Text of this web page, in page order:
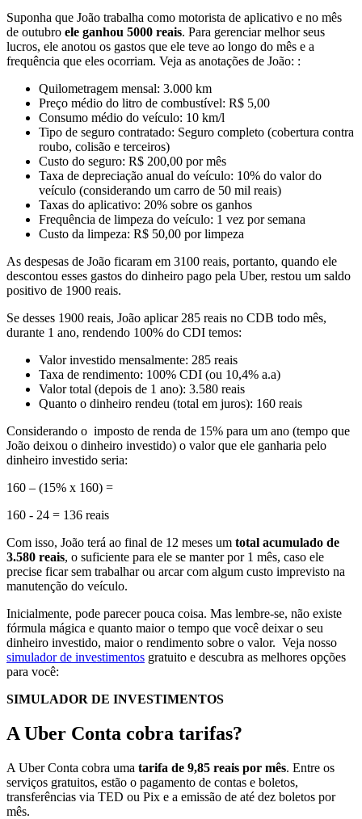
Suponha que João trabalha como motorista de aplicativo e no mês
de outubro ele ganhou 5000 reais. Para gerenciar melhor seus
lucros, ele anotou os gastos que ele teve ao longo do mês e a
frequência que eles ocorriam. Veja as anotações de João: :
Quilometragem mensal: 3.000 km
Preço médio do litro de combustível: R$ 5,00
Consumo médio do veículo: 10 km/l
Tipo de seguro contratado: Seguro completo (cobertura contra
roubo, colisão e terceiros)
Custo do seguro: R$ 200,00 por mês
Taxa de depreciação anual do veículo: 10% do valor do
veículo (considerando um carro de 50 mil reais)
Taxas do aplicativo: 20% sobre os ganhos
Frequência de limpeza do veículo: 1 vez por semana
Custo da limpeza: R$ 50,00 por limpeza
As despesas de João ficaram em 3100 reais, portanto, quando ele
descontou esses gastos do dinheiro pago pela Uber, restou um saldo
positivo de 1900 reais.
Se desses 1900 reais, João aplicar 285 reais no CDB todo mês,
durante 1 ano, rendendo 100% do CDI temos:
Valor investido mensalmente: 285 reais
Taxa de rendimento: 100% CDI (ou 10,4% a.a)
Valor total (depois de 1 ano): 3.580 reais
Quanto o dinheiro rendeu (total em juros): 160 reais
Considerando o imposto de renda de 15% para um ano (tempo que
João deixou o dinheiro investido) o valor que ele ganharia pelo
dinheiro investido seria:
160 – (15% x 160) =
160 - 24 = 136 reais
Com isso, João terá ao final de 12 meses um total acumulado de
3.580 reais, o suficiente para ele se manter por 1 mês, caso ele
precise ficar sem trabalhar ou arcar com algum custo imprevisto na
manutenção do veículo.
Inicialmente, pode parecer pouca coisa. Mas lembre-se, não existe
fórmula mágica e quanto maior o tempo que você deixar o seu
dinheiro investido, maior o rendimento sobre o valor. Veja nosso
simulador de investimentos gratuito e descubra as melhores opções
para você:
SIMULADOR DE INVESTIMENTOS
A Uber Conta cobra tarifas?
A Uber Conta cobra uma tarifa de 9,85 reais por mês. Entre os
serviços gratuitos, estão o pagamento de contas e boletos,
transferências via TED ou Pix e a emissão de até dez boletos por
mês.